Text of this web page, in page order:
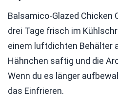
Balsamico-Glazed Chicken
drei Tage frisch im
einem luftdichten Behälter
Hähnchen saftig und die
Wenn du es länger
das Einfrieren.